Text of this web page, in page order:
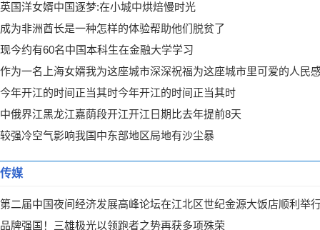
英国洋女婿中国逐梦:在小城中烘焙慢时光
成为非洲酋长是一种怎样的体验帮助他们脱贫了
现今约有60名中国本科生在金融大学学习
作为一名上海女婿我为这座城市深深祝福为这座城市里可爱的人民
今年开江的时间正当其时今年开江的时间正当其时
中俄界江黑龙江嘉荫段开江开江日期比去年提前8天
较强冷空气影响我国中东部地区局地有沙尘暴
传媒
第二届中国夜间经济发展高峰论坛在江北区世纪金源大饭店顺利举
品牌强国！三雄极光以领跑者之势再获多项殊荣